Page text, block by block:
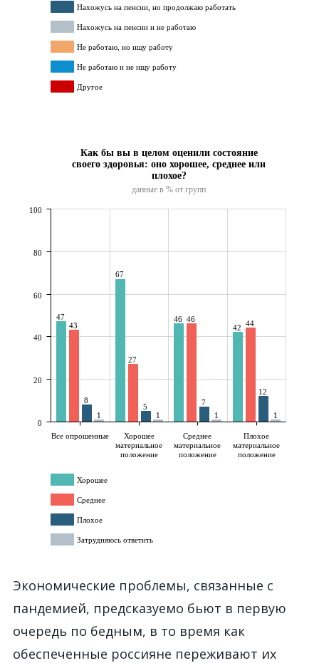
Экономические проблемы, связанные с
пандемией, предсказуемо бьют в первую
очередь по бедным, в то время как
обеспеченные россияне переживают их